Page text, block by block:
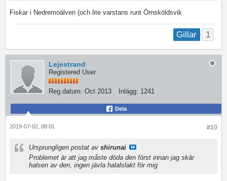
Fiskar i Nedremoälven (och lite varstans runt Örnsköldsvik
Gillar 1
Lejestrand
Registered User
Reg.datum: Oct 2013 Inlägg: 1241
Dela
#10
2019-07-02, 08:01
Ursprungligen postat av shirunai
Problemet är att jag måste döda den först innan jag skär
halsen av den, ingen jävla halalslakt för mig